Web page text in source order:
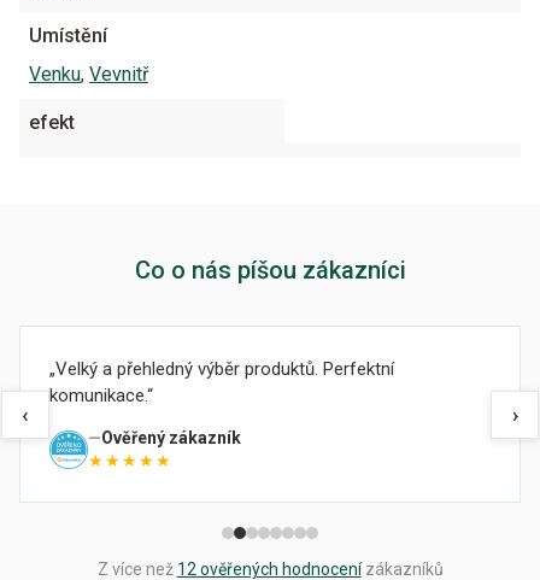
Umístění
Venku, Vevnitř
efekt
Co o nás píšou zákazníci
‹
Velký a přehledný výběr produktů. Perfektní
komunikace.
Ověřený zákazník
★★★★★
›
Z více než 12 ověřených hodnocenízákazníků